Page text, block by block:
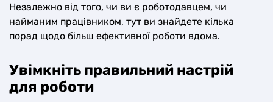
Незалежно від того, чи ви є роботодавцем, чи
найманим працівником, тут ви знайдете кілька
порад щодо більш ефективної роботи вдома.
Увімкніть правильний настрій
для роботи